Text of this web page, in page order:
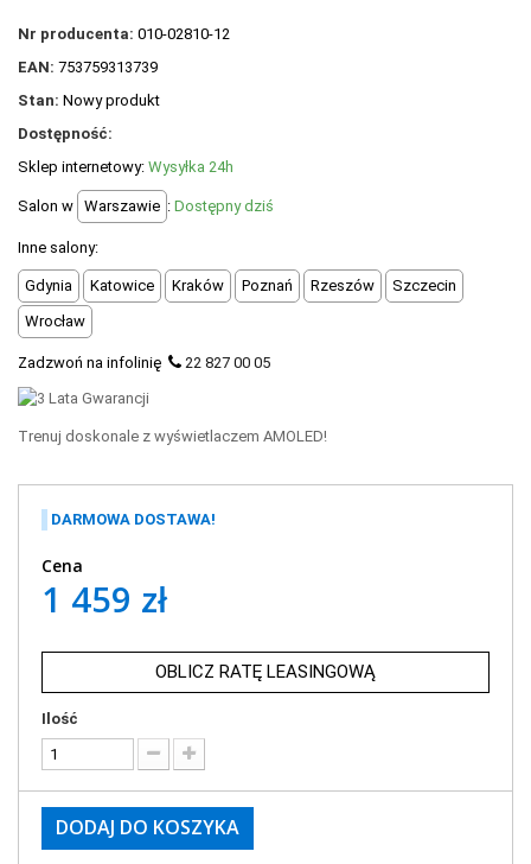
Nr producenta: 010-02810-12
EAN: 753759313739
Stan: Nowy produkt
Dostępność:
Sklep internetowy: Wysyłka 24h
Salon w Warszawie : Dostępny dziś
Inne salony:
Gdynia Katowice Kraków Poznań Rzeszów
Szczecin
Wrocław
Zadzwoń na infolinię 22 827 00 05
Trenuj doskonale z wyświetlaczem AMOLED!
DARMOWA DOSTAWA!
Cena
1 459 zł
OBLICZ RATĘ LEASINGOWĄ
Ilość
DODAJ DO KOSZYKA